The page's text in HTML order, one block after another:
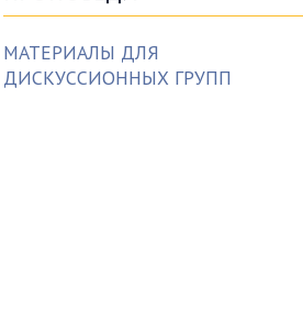
МАТЕРИАЛЫ ДЛЯ
ДИСКУССИОННЫХ ГРУПП